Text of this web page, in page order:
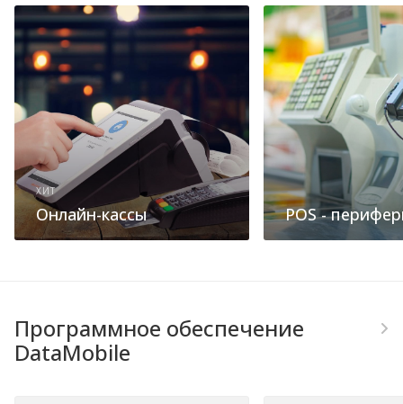
ХИТ
Онлайн-кассы POS -
Программное обеспечение
DataMobile